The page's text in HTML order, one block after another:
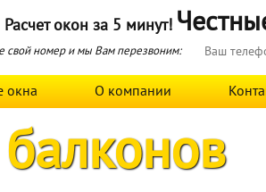
Расчет окон за 5 минут!
свой номер и мы Вам перезвоним:
окна О компании